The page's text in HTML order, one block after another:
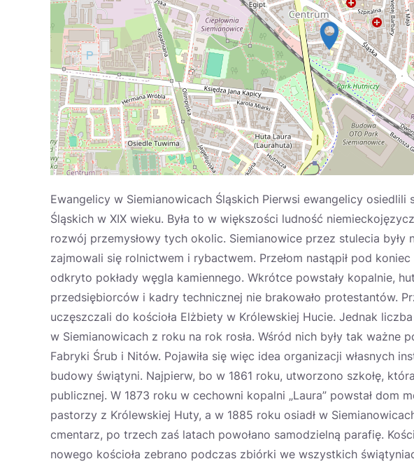
Ewangelicy w Siemianowicach Śląskich Pierwsi ewangelicy osiedlili
Śląskich w XIX wieku. Była to w większości ludność
rozwój przemysłowy tych okolic. Siemianowice przez stulecia były
zajmowali się rolnictwem i rybactwem. Przełom nastąpił pod
odkryto pokłady węgla kamiennego. Wkrótce powstały kopalnie,
przedsiębiorców i kadry technicznej nie brakowało protestantów.
uczęszczali do kościoła Elżbiety w Królewskiej Hucie. Jednak
w Siemianowicach z roku na rok rosła. Wśród nich były tak ważne
Fabryki Śrub i Nitów. Pojawiła się więc idea organizacji własnych
budowy świątyni. Najpierw, bo w 1861 roku, utworzono szkołę,
publicznej. W 1873 roku w cechowni kopalni „Laura” powstał dom
pastorzy z Królewskiej Huty, a w 1885 roku osiadł w
cmentarz, po trzech zaś latach powołano samodzielną parafię.
nowego kościoła zebrano podczas zbiórki we wszystkich